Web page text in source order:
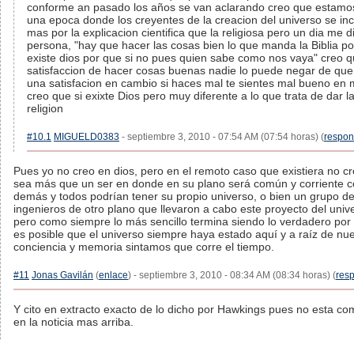
conforme an pasado los años se van aclarando creo que
una epoca donde los creyentes de la creacion del universo se
mas por la explicacion cientifica que la religiosa pero un dia me
persona, "hay que hacer las cosas bien lo que manda la Biblia
existe dios por que si no pues quien sabe como nos vaya" creo
satisfaccion de hacer cosas buenas nadie lo puede negar de
una satisfacion en cambio si haces mal te sientes mal bueno en
creo que si exixte Dios pero muy diferente a lo que trata de dar la
religion
#10.1 MIGUELD0383 - septiembre 3, 2010 - 07:54 AM (07:54 horas) (
Pues yo no creo en dios, pero en el remoto caso que existiera no
sea más que un ser en donde en su plano será común y corriente
demás y todos podrían tener su propio universo, o bien un grupo de
ingenieros de otro plano que llevaron a cabo este proyecto del
pero como siempre lo más sencillo termina siendo lo verdadero por
es posible que el universo siempre haya estado aquí y a raíz de
conciencia y memoria sintamos que corre el tiempo.
#11 Jonas Gavilán (enlace) - septiembre 3, 2010 - 08:34 AM (08:34 horas) (
Y cito en extracto exacto de lo dicho por Hawkings pues no esta
en la noticia mas arriba.